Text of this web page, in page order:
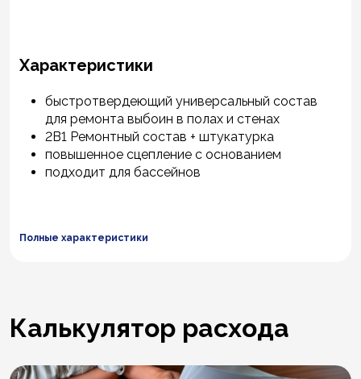
Характеристики
быстротвердеющий универсальный состав
для ремонта выбоин в полах и стенах
2В1 Ремонтный состав + штукатурка
повышенное сцепление с основанием
подходит для бассейнов
Полные характеристики
Калькулятор расхода